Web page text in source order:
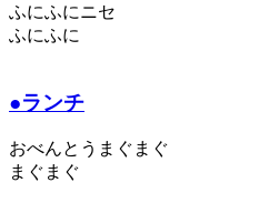
ふにふにニセ
ふにふに
●ランチ
おべんとうまぐまぐ
まぐまぐ